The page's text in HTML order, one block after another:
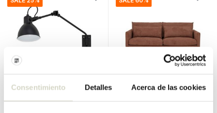
Consentimiento Detalles Acerca de las cookies
Bloomingville
Lámpara de pared Jili
Bloomingville